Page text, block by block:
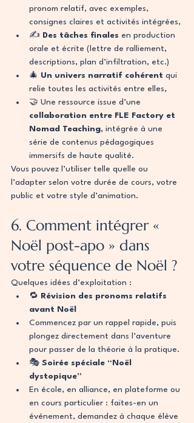
pronom relatif, avec exemples,
consignes claires et activités intégrées,
✍️ Des tâches finales en production
orale et écrite (lettre de ralliement,
descriptions, plan d’infiltration, etc.)
🎄 Un univers narratif cohérent qui
relie toutes les activités entre elles,
🤝 Une ressource issue d’une
collaboration entre FLE Factory et
Nomad Teaching, intégrée à une
série de contenus pédagogiques
immersifs de haute qualité.
Vous pouvez l’utiliser telle quelle ou
l’adapter selon votre durée de cours, votre
public et votre style d’animation.
6. Comment intégrer «
Noël post-apo » dans
votre séquence de Noël ?
Quelques idées d’exploitation :
🔁 Révision des pronoms relatifs
avant Noël
Commencez par un rappel rapide, puis
plongez directement dans l’aventure
pour passer de la théorie à la pratique.
🎭 Soirée spéciale “Noël
dystopique”
En école, en alliance, en plateforme ou
en cours particulier : faites-en un
événement, demandez à chaque élève